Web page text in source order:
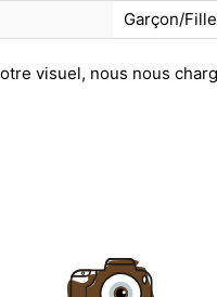
Garçon/Fille